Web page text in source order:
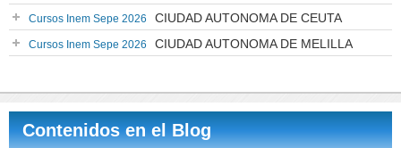
Cursos Inem Sepe 2026 CIUDAD AUTONOMA DE CEUTA
Cursos Inem Sepe 2026 CIUDAD AUTONOMA DE MELILLA
Contenidos en el Blog